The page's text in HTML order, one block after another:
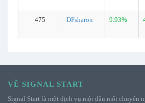
475 DFsharon 9.93%
VỀ SIGNAL START
Signal Start là một dịch vụ một đầu mối chuyên